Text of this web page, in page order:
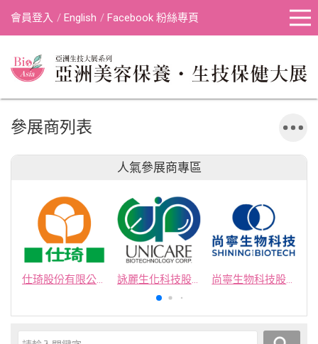
會員登入 English Facebook 粉絲專頁
參展商列表
人氣參展商專區
仕琦股份有限公司 詠麗生化科技股份有限公司 尚寧生物科技股份有限公司